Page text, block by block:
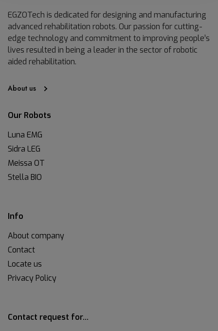
EGZOTech is dedicated for designing and manufacturing
advanced rehabilitation robots. Our passion for cutting-
edge technology and commitment to improving people’s
lives resulted in being a leader in the sector of robotic
aided rehabilitation.
About us
Our Robots
Luna EMG
Sidra LEG
Meissa OT
Stella BIO
Info
About company
Contact
Locate us
Privacy Policy
Contact request for…